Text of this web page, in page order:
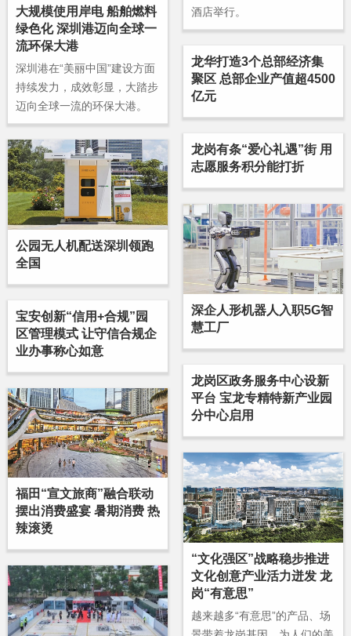
酒店举行。
大规模使用岸电 船舶燃料
绿色化 深圳港迈向全球一
流环保大港
深圳港在“美丽中国”建设方面
持续发力，成效彰显，大踏步
迈向全球一流的环保大港。
龙华打造3个总部经济集
聚区 总部企业产值超4500
亿元
龙岗有条“爱心礼遇”街 用
志愿服务积分能打折
公园无人机配送深圳领跑
全国
深企人形机器人入职5G智
慧工厂
宝安创新“信用+合规”园
区管理模式 让守信合规企
业办事称心如意
龙岗区政务服务中心设新
平台 宝龙专精特新产业园
分中心启用
福田“宣文旅商”融合联动
摆出消费盛宴 暑期消费 热
辣滚烫
“文化强区”战略稳步推进
文化创意产业活力迸发 龙
岗“有意思”
越来越多“有意思”的产品、场